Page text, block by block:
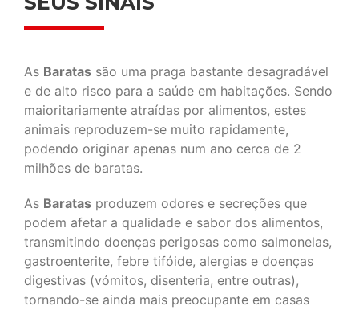
As Baratas são uma praga bastante desagradável
e de alto risco para a saúde em habitações. Sendo
maioritariamente atraídas por alimentos, estes
animais reproduzem-se muito rapidamente,
podendo originar apenas num ano cerca de 2
milhões de baratas.
As Baratas produzem odores e secreções que
podem afetar a qualidade e sabor dos alimentos,
transmitindo doenças perigosas como salmonelas,
gastroenterite, febre tifóide, alergias e doenças
digestivas (vómitos, disenteria, entre outras),
tornando-se ainda mais preocupante em casas